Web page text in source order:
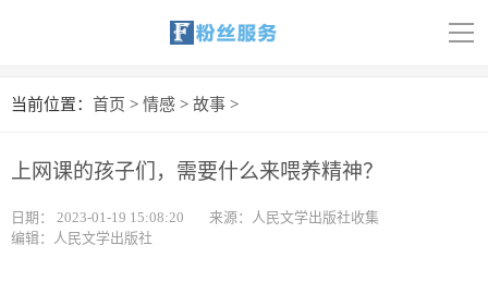
导
首页
汽车
当前位置： 首页 > 情感 > 故事 >
上网课的孩子们，需要什么来喂养精神？
日期： 2023-01-19 15:08:20
来源：人民文学出版社收集
编辑：人民文学出版社